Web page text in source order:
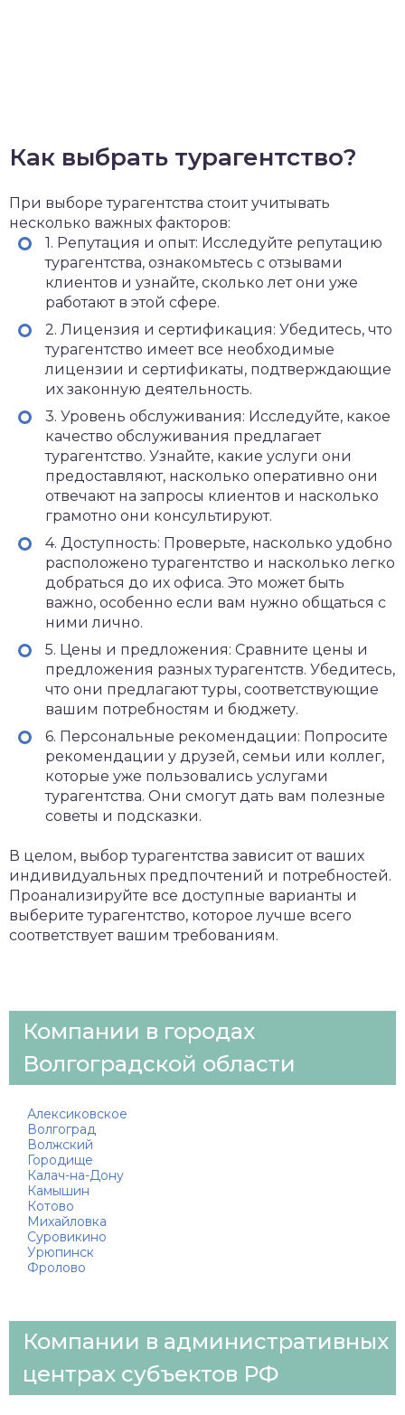
Как выбрать турагентство?
При выборе турагентства стоит учитывать
несколько важных факторов:
1. Репутация и опыт: Исследуйте репутацию
турагентства, ознакомьтесь с отзывами
клиентов и узнайте, сколько лет они уже
работают в этой сфере.
2. Лицензия и сертификация: Убедитесь, что
турагентство имеет все необходимые
лицензии и сертификаты, подтверждающие
их законную деятельность.
3. Уровень обслуживания: Исследуйте, какое
качество обслуживания предлагает
турагентство. Узнайте, какие услуги они
предоставляют, насколько оперативно они
отвечают на запросы клиентов и насколько
грамотно они консультируют.
4. Доступность: Проверьте, насколько удобно
расположено турагентство и насколько легко
добраться до их офиса. Это может быть
важно, особенно если вам нужно общаться с
ними лично.
5. Цены и предложения: Сравните цены и
предложения разных турагентств. Убедитесь,
что они предлагают туры, соответствующие
вашим потребностям и бюджету.
6. Персональные рекомендации: Попросите
рекомендации у друзей, семьи или коллег,
которые уже пользовались услугами
турагентства. Они смогут дать вам полезные
советы и подсказки.
В целом, выбор турагентства зависит от ваших
индивидуальных предпочтений и потребностей.
Проанализируйте все доступные варианты и
выберите турагентство, которое лучше всего
соответствует вашим требованиям.
Компании в городах
Волгоградской области
Алексиковское
Волгоград
Волжский
Городище
Калач-на-Дону
Камышин
Котово
Михайловка
Суровикино
Урюпинск
Фролово
Компании в административных
центрах субъектов РФ